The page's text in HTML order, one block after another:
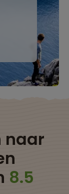
naar
8.5